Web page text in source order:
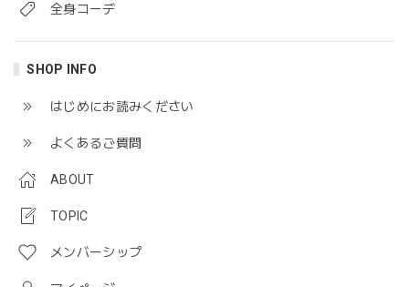
全身コーデ
SHOP INFO
はじめにお読みください
よくあるご質問
ABOUT
TOPIC
メンバーシップ